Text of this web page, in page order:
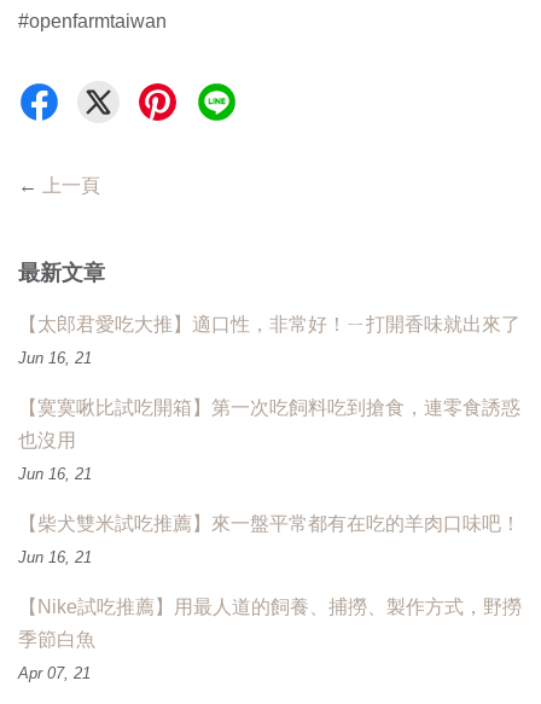
#openfarmtaiwan
← 上一頁
最新文章
【太郎君愛吃大推】適口性，非常好！ㄧ打開香味就出來了
Jun 16, 21
【寞寞啾比試吃開箱】第一次吃飼料吃到搶食，連零食誘惑
也沒用
Jun 16, 21
【柴犬雙米試吃推薦】來一盤平常都有在吃的羊肉口味吧！
Jun 16, 21
【Nike試吃推薦】用最人道的飼養、捕撈、製作方式，野撈
季節白魚
Apr 07, 21